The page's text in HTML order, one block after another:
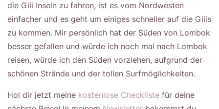
die Gili Inseln zu fahren, ist es vom Nordwesten
einfacher und es geht um einiges schneller auf die Gilis
zu kommen. Mir persönlich hat der Süden von Lombok
besser gefallen und würde ich noch mal nach Lombok
reisen, würde ich den Süden vorziehen, aufgrund der
schönen Strände und der tollen Surfmöglichkeiten.
Hol dir jetzt meine kostenlose Checkliste für deine